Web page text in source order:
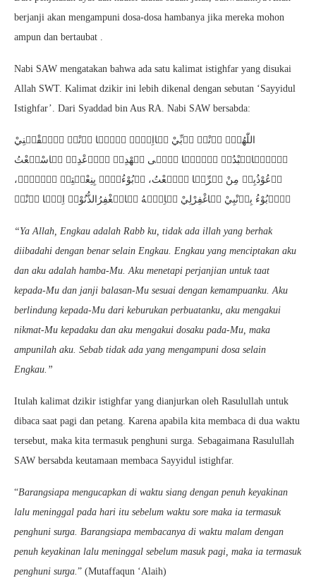
berjanji akan mengampuni dosa-dosa hambanya jika mereka mohon
ampun dan bertaubat .
Nabi SAW mengatakan bahwa ada satu kalimat istighfar yang disukai
Allah SWT. Kalimat dzikir ini lebih dikenal dengan sebutan ‘Sayyidul
Istighfar’. Dari Syaddad bin Aus RA. Nabi SAW bersabda:
اللّٰهُمّٙ اٙنْتٙ رٙبِّيْ لٙااِلٙهٙ اٙلّٙا اٙنْتٙ خٙلٙقْتٙنِيْ
وٙاٙنٙاعٙبْدُكٙ وٙاٙنٙا عٙلٙى عٙهْدِكٙ وٙوٙعْدِكٙ مٙاسْطٙعْتُ
اٙعُوْذُبِكٙ مِنْ شٙرِّمٙا صٙنٙعْتُ، اٙبُوْءُلٙكٙ بِنِعْمٙتِكٙ عٙلٙيّٙ،
وٙاٙبُوْءُ بِذٙنْبِيْ فٙاغْفِرْلِيْ فٙاِنّٙهُ لٙايٙغْفِرُالذُّنُوْبٙ اِلّٙا اٙنْتٙ
“Ya Allah, Engkau adalah Rabb ku, tidak ada illah yang berhak
diibadahi dengan benar selain Engkau. Engkau yang menciptakan aku
dan aku adalah hamba-Mu. Aku menetapi perjanjian untuk taat
kepada-Mu dan janji balasan-Mu sesuai dengan kemampuanku. Aku
berlindung kepada-Mu dari keburukan perbuatanku, aku mengakui
nikmat-Mu kepadaku dan aku mengakui dosaku pada-Mu, maka
ampunilah aku. Sebab tidak ada yang mengampuni dosa selain
Engkau.”
Itulah kalimat dzikir istighfar yang dianjurkan oleh Rasulullah untuk
dibaca saat pagi dan petang. Karena apabila kita membaca di dua waktu
tersebut, maka kita termasuk penghuni surga. Sebagaimana Rasulullah
SAW bersabda keutamaan membaca Sayyidul istighfar.
“Barangsiapa mengucapkan di waktu siang dengan penuh keyakinan
lalu meninggal pada hari itu sebelum waktu sore maka ia termasuk
penghuni surga. Barangsiapa membacanya di waktu malam dengan
penuh keyakinan lalu meninggal sebelum masuk pagi, maka ia termasuk
penghuni surga.” (Mutaffaqun ‘Alaih)